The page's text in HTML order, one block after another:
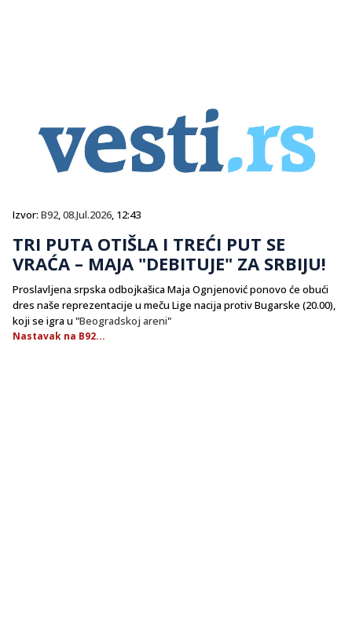
Izvor: B92,08.Jul.2026, 12:43
TRI PUTA OTIŠLA I TREĆI PUT SE
VRAĆA – MAJA "DEBITUJE" ZA SRBIJU!
Proslavljena srpska odbojkašica Maja Ognjenović ponovo će obući
dres naše reprezentacije u meču Lige nacija protiv Bugarske (20.00),
koji se igra u "Beogradskoj areni"
Nastavak na B92...